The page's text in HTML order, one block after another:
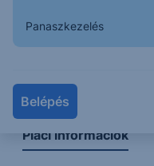
Panaszkezelés
Belépés
Napon belüli Historikus
Piaci információk